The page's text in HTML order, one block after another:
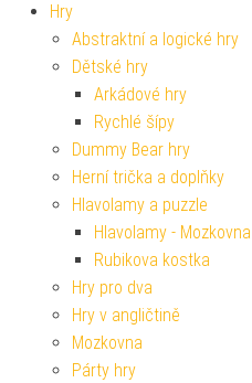
Hry
Abstraktní a logické hry
Dětské hry
Arkádové hry
Rychlé šípy
Dummy Bear hry
Herní trička a doplňky
Hlavolamy a puzzle
Hlavolamy - Mozkovna
Rubikova kostka
Hry pro dva
Hry v angličtině
Mozkovna
Párty hry